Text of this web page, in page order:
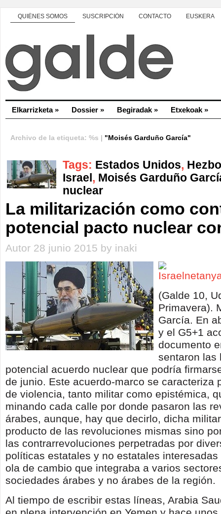
QUIÉNES SOMOS SUSCRIPCIÓN CONTACTO EUSKERA
Elkarrizketa» Dossier » Begiradak » Etxekoak »
Archivo de la etiqueta: %s | "Moisés Garduño García"
Tags: Estados Unidos,
Israel , Moisés Garduño
nuclear
La militarización como
potencial pacto nuclear
Autor 28 junio 2015 by inaki
(Galde 10,
Primavera).
García. En
y el G5+1
documento
sentaron las
potencial acuerdo nuclear que podría
de junio. Este acuerdo-marco se caracteriza
de violencia, tanto militar como epistémica,
minando cada calle por donde pasaron las
árabes, aunque, hay que decirlo, dicha
producto de las revoluciones mismas sino
las contrarrevoluciones perpetradas por
políticas estatales y no estatales
ola de cambio que integraba a varios
sociedades árabes y no árabes de la región.
Al tiempo de escribir estas líneas, Arabia